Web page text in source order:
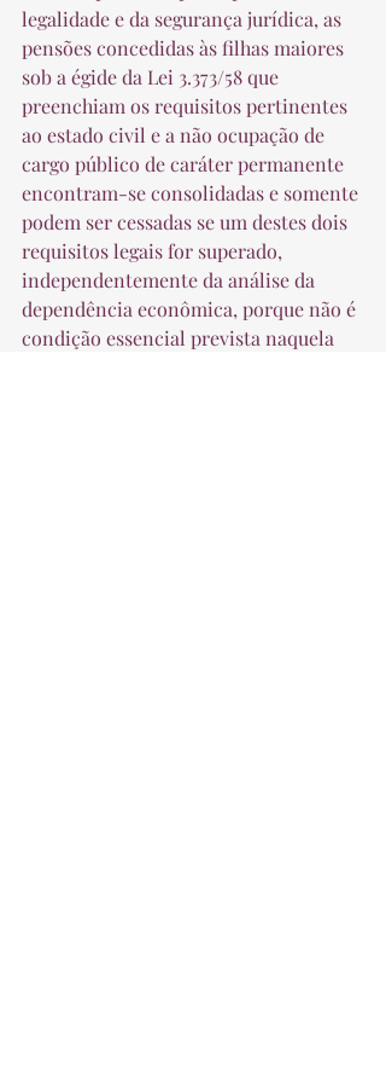
legalidade e da segurança jurídica, as
pensões concedidas às filhas maiores
sob a égide da Lei 3.373/58 que
preenchiam os requisitos pertinentes
ao estado civil e a não ocupação de
cargo público de caráter permanente
encontram-se consolidadas e somente
podem ser cessadas se um destes dois
requisitos legais for superado,
independentemente da análise da
dependência econômica, porque não é
condição essencial prevista naquela